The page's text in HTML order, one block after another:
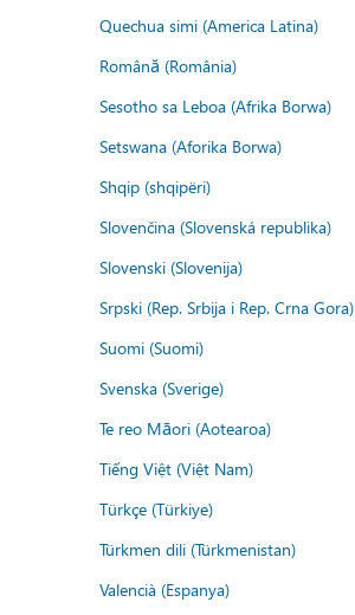
Quechua simi (America Latina)
Română (România)
Sesotho sa Leboa (Afrika Borwa)
Setswana (Aforika Borwa)
Shqip (shqipëri)
Slovenčina (Slovenská republika)
Slovenski (Slovenija)
Srpski (Rep. Srbija i Rep. Crna Gora)
Suomi (Suomi)
Svenska (Sverige)
Te reo Māori (Aotearoa)
Tiếng Việt (Việt Nam)
Türkçe (Türkiye)
Türkmen dili (Türkmenistan)
Valencià (Espanya)